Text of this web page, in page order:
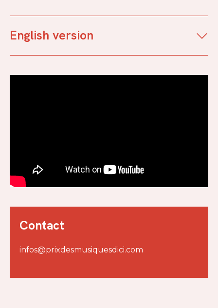
English version
Contact
infos@prixdesmusiquesdici.com